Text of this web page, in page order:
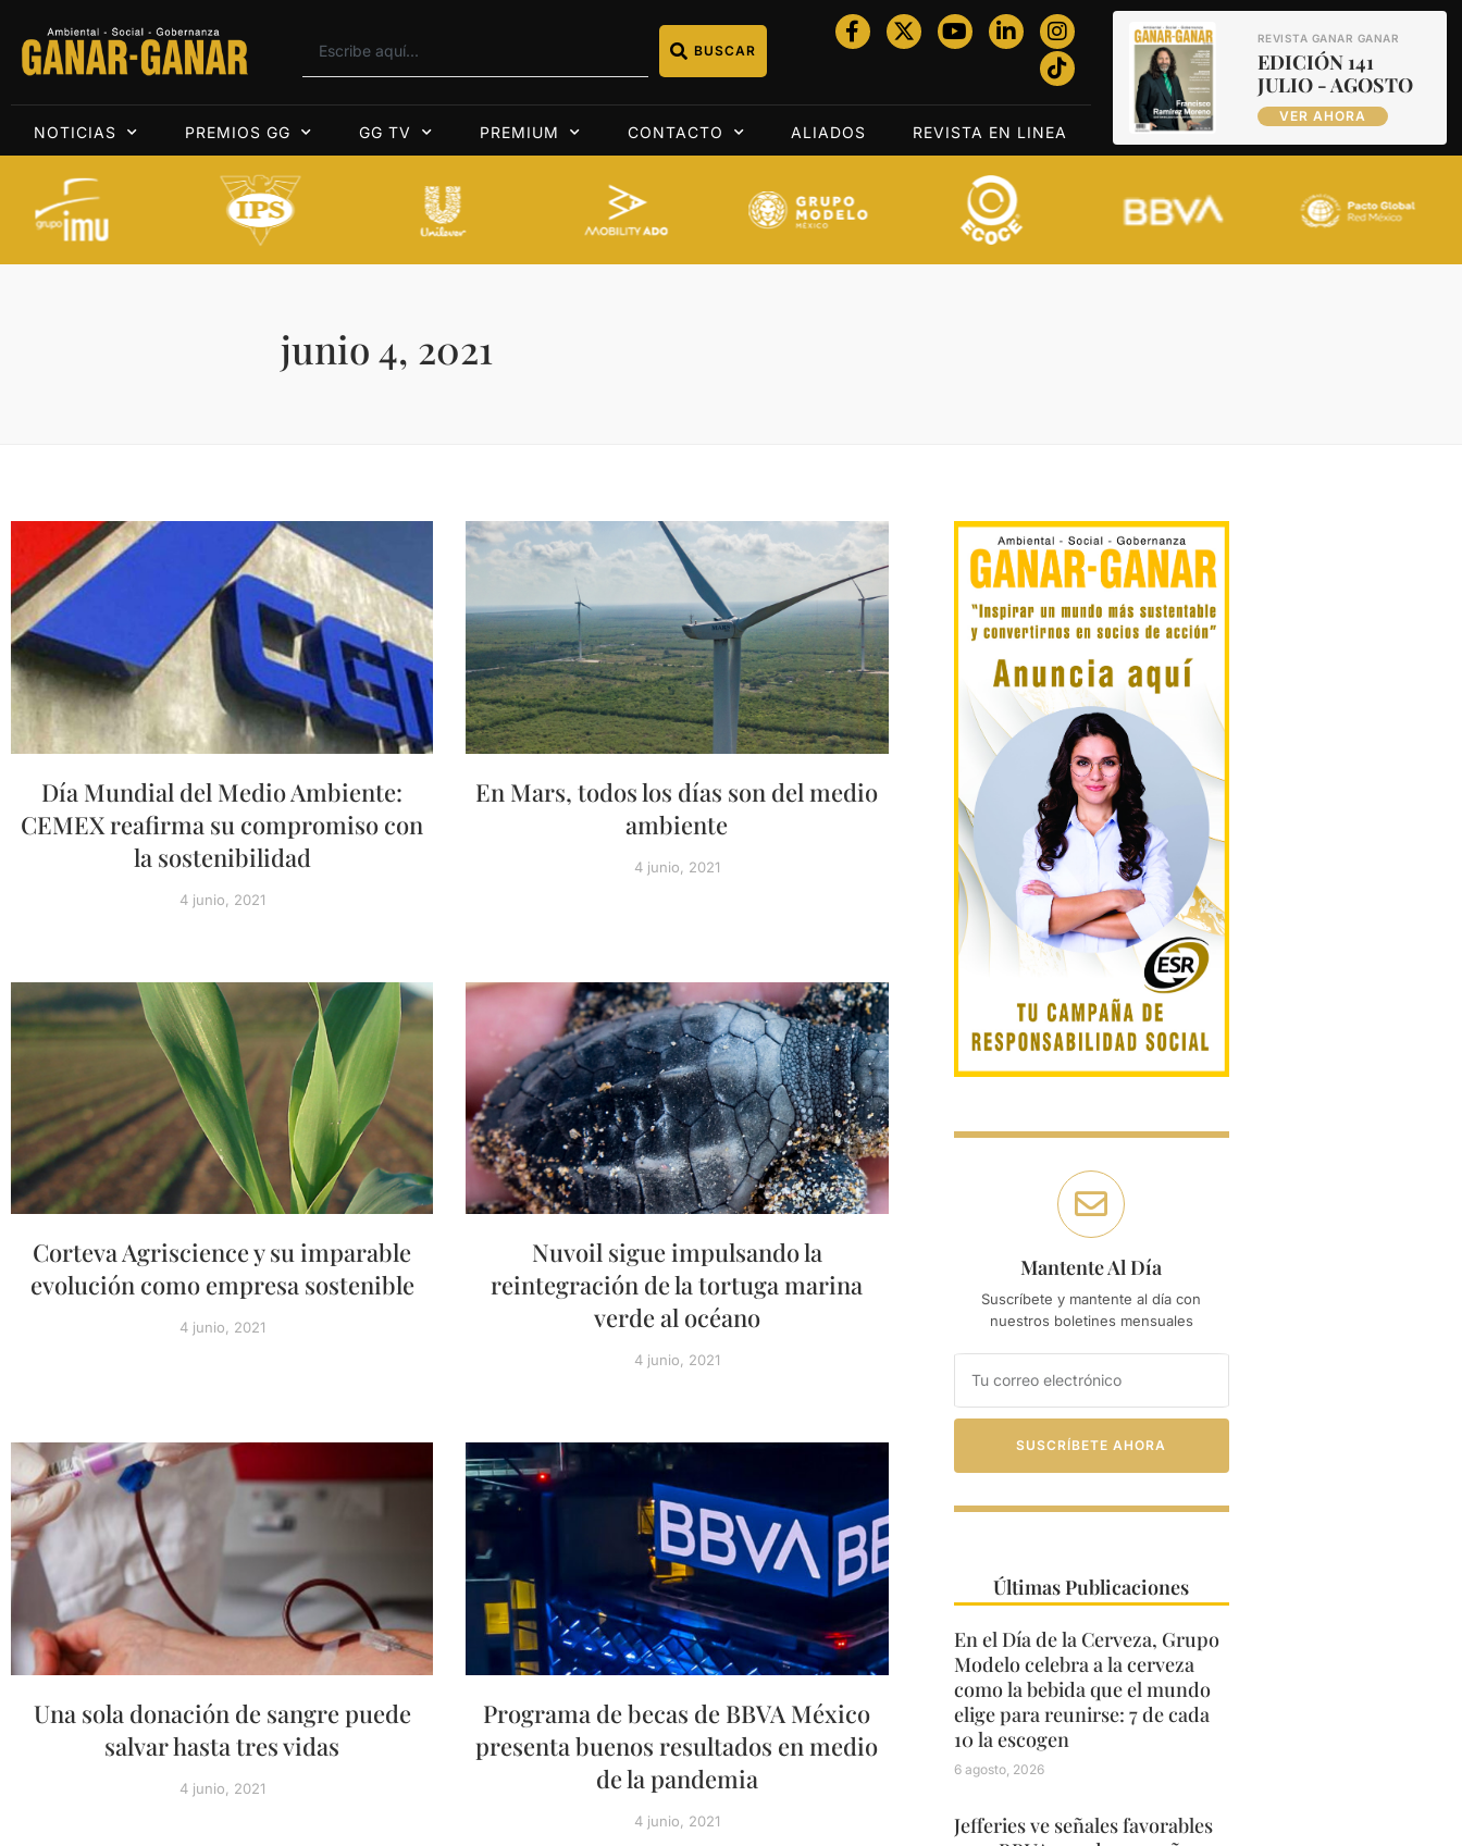
BUSCAR
NOTICIAS PREMIOS GG GG TV PREMIUM CONTACTO ALIADOS REVISTA EN LINEA
REVISTA GANAR GANAR
EDICIÓN 141
JULIO - AGOSTO
VER AHORA
junio 4, 2021
Día Mundial del Medio Ambiente:
CEMEX reafirma su compromiso con
la sostenibilidad
4 junio, 2021
En Mars, todos los días son del medio
ambiente
4 junio, 2021
Corteva Agriscience y su imparable
evolución como empresa sostenible
4 junio, 2021
Nuvoil sigue impulsando la
reintegración de la tortuga marina
verde al océano
4 junio, 2021
Una sola donación de sangre puede
salvar hasta tres vidas
4 junio, 2021
Programa de becas de BBVA México
presenta buenos resultados en medio
de la pandemia
4 junio, 2021
Mantente Al Día
Suscríbete y mantente al día con
nuestros boletines mensuales
SUSCRÍBETE AHORA
Últimas Publicaciones
En el Día de la Cerveza, Grupo
Modelo celebra a la cerveza
como la bebida que el mundo
elige para reunirse: 7 de cada
10 la escogen
6 agosto, 2026
Jefferies ve señales favorables